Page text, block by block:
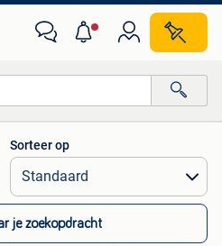
Sorteer op
je zoekopdracht